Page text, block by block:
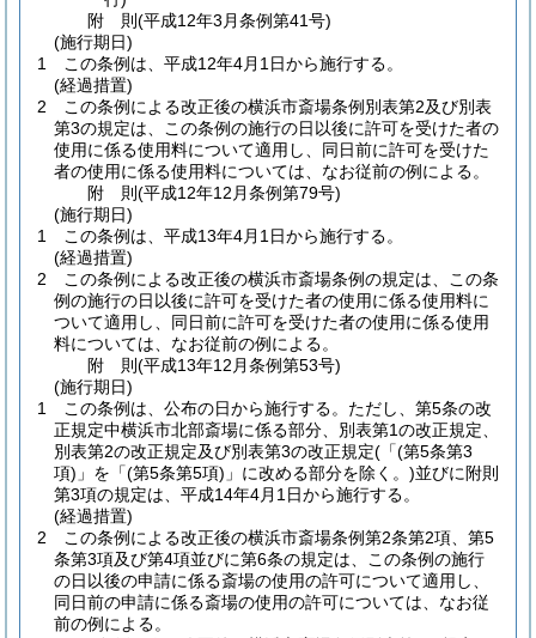
附 則(平成12年3月条例第41号)
(施行期日)
1
この条例は、平成12年4月1日から施行する。
(経過措置)
2
この条例による改正後の横浜市斎場条例別表第2及び別表
第3の規定は、この条例の施行の日以後に許可を受けた者の
使用に係る使用料について適用し、同日前に許可を受けた
者の使用に係る使用料については、なお従前の例による。
附 則(平成12年12月条例第79号)
(施行期日)
1
この条例は、平成13年4月1日から施行する。
(経過措置)
2
この条例による改正後の横浜市斎場条例の規定は、この条
例の施行の日以後に許可を受けた者の使用に係る使用料に
ついて適用し、同日前に許可を受けた者の使用に係る使用
料については、なお従前の例による。
附 則(平成13年12月条例第53号)
(施行期日)
1
この条例は、公布の日から施行する。 ただし、第5条の改
正規定中横浜市北部斎場に係る部分、別表第1の改正規定、
別表第2の改正規定及び別表第3の改正規定(「(第5条第3
項) 」を「(第5条第5項) 」に改める部分を除く。)並びに附則
第3項の規定は、平成14年4月1日から施行する。
(経過措置)
2
この条例による改正後の横浜市斎場条例第2条第2項、第5
条第3項及び第4項並びに第6条の規定は、この条例の施行
の日以後の申請に係る斎場の使用の許可について適用し、
同日前の申請に係る斎場の使用の許可については、なお従
前の例による。